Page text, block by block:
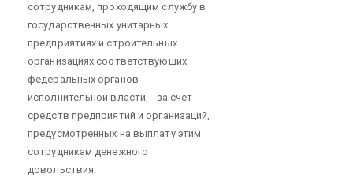
сотрудникам, проходящим службу в
государственных унитарных
предприятиях и строительных
организациях соответствующих
федеральных органов
исполнительной власти, - за счет
средств предприятий и организаций,
предусмотренных на выплату этим
сотрудникам денежного
довольствия.